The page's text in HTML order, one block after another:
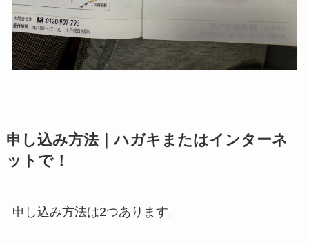
申し込み方法｜ハガキまたはインターネ
ットで！
申し込み方法は2つあります。